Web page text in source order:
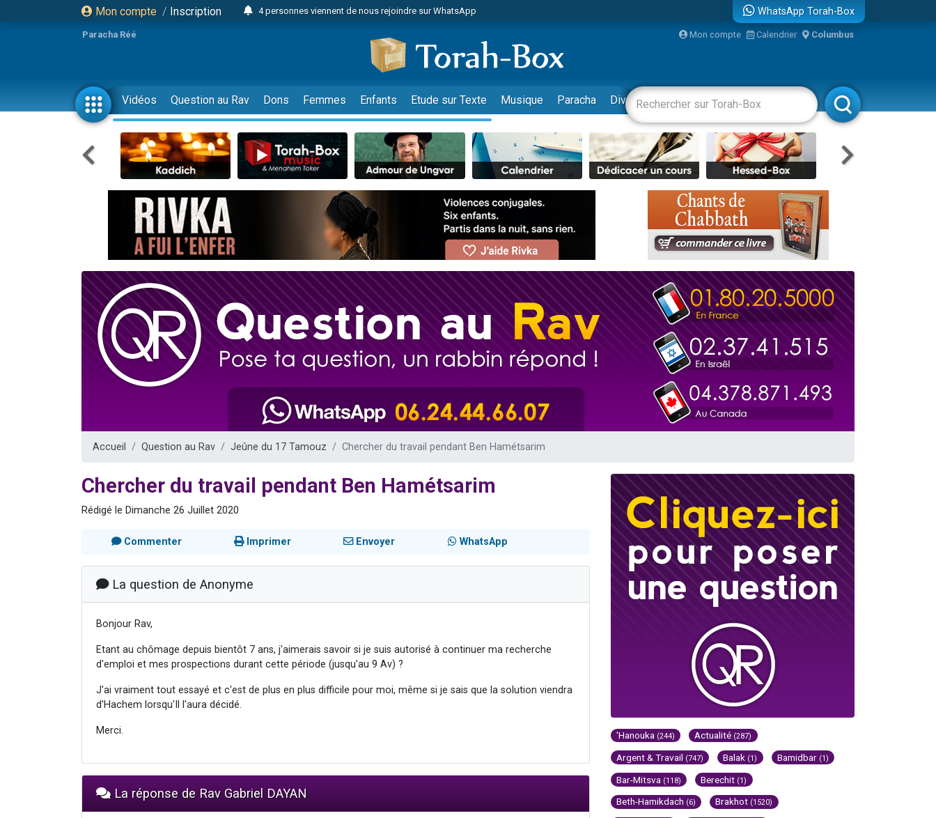
Mon compte / Inscription
4 personnes viennent de nous rejoindre sur WhatsApp
Odaya vient de donner son Maasser
3 personnes viennent de faire un don pour 5 jours de vacances aux Orphelins
3 personnes viennent de faire un don pour Diane, 80 ans, dans un appartement insalubre
13 personnes viennent de demander une bénédiction
2 personnes viennent de nous rejoindre sur WhatsApp
30 personnes viennent de faire un don pour Sauvez la jambe de Yohan
Il reste 49 places pour étudier en groupe sur Zoom
12 nouvelles musiques dans Torah-Box Music
3 personnes viennent de nous rejoindre sur WhatsApp
2 personnes viennent de nous rejoindre sur WhatsApp
3 personnes viennent de nous rejoindre sur WhatsApp
2 nouvelles musiques dans Torah-Box Music
8 personnes viennent de faire un don pour Tsédaka : pauvres d'Israel
Nouvelle émission radio : Visions de grandeur n°104 : Le Chabbath et le Birkat Hamazone à travers le temps
Ariel vient de donner son Maasser
Il reste 49 places pour étudier en groupe sur Zoom
Eva vient de donner son Maasser
WhatsApp Torah-Box
Paracha Réé Mon compte Calendrier Columbus
Vidéos Question au Rav Dons Femmes Enfants Etude sur Texte Musique Paracha Divertissements Livres Rabbanim
Accueil Question au Rav Jeûne du 17 Tamouz Chercher du travail pendant Ben Hamétsarim
Chercher du travail pendant Ben Hamétsarim
Rédigé le Dimanche 26 Juillet 2020
Commenter Imprimer Envoyer WhatsApp
La question de Anonyme
Bonjour Rav,
Etant au chômage depuis bientôt 7 ans, j'aimerais savoir si je suis autorisé à continuer ma recherche
d'emploi et mes prospections durant cette période (jusqu'au 9 Av) ?
J'ai vraiment tout essayé et c'est de plus en plus difficile pour moi, même si je sais que la solution viendra
d'Hachem lorsqu'Il l'aura décidé.
Merci.
La réponse de Rav Gabriel DAYAN
'Hanouka (244) Actualité (287)
Argent & Travail (747) Balak (1) Bamidbar (1)
Bar-Mitsva (118) Berechit (1)
Beth-Hamikdach (6) Brakhot (1520)